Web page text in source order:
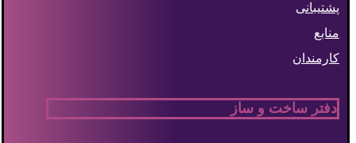
پشتیبانی
منابع
کارمندان
دفتر ساخت و ساز